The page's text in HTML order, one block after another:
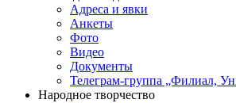
Адреса и явки
Анкеты
Фото
Видео
Документы
Телеграм-группа „Филиал,
Народное творчество